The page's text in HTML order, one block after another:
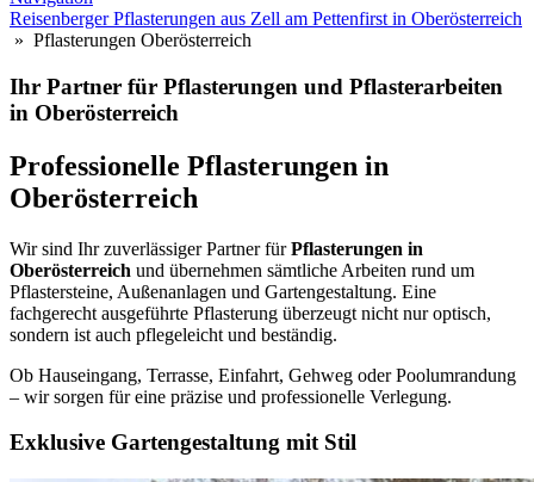
Reisenberger Pflasterungen aus Zell am Pettenfirst in Oberösterreich
» Pflasterungen Oberösterreich
Ihr Partner für Pflasterungen und Pflasterarbeiten
in Oberösterreich
Professionelle Pflasterungen in
Oberösterreich
Wir sind Ihr zuverlässiger Partner fürPflasterungen in
Oberösterreich und übernehmen sämtliche Arbeiten rund um
Pflastersteine, Außenanlagen und Gartengestaltung. Eine
fachgerecht ausgeführte Pflasterung überzeugt nicht nur optisch,
sondern ist auch pflegeleicht und beständig.
Ob Hauseingang, Terrasse, Einfahrt, Gehweg oder Poolumrandung
– wir sorgen für eine präzise und professionelle Verlegung.
Exklusive Gartengestaltung mit Stil